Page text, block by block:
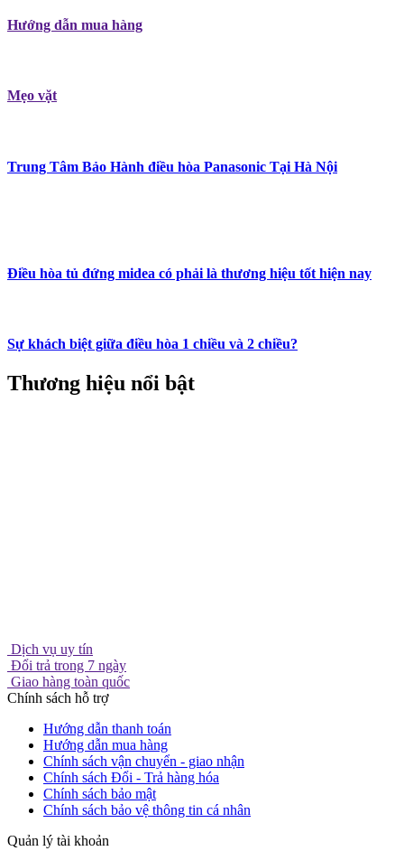
Hướng dẫn mua hàng
Mẹo vặt
Trung Tâm Bảo Hành điều hòa Panasonic Tại Hà Nội
Điều hòa tủ đứng midea có phải là thương hiệu tốt hiện nay
Sự khách biệt giữa điều hòa 1 chiều và 2 chiều?
Thương hiệu nổi bật
Dịch vụ uy tín
Đổi trả trong 7 ngày
Giao hàng toàn quốc
Chính sách hỗ trợ
Hướng dẫn thanh toán
Hướng dẫn mua hàng
Chính sách vận chuyển - giao nhận
Chính sách Đổi - Trả hàng hóa
Chính sách bảo mật
Chính sách bảo vệ thông tin cá nhân
Quản lý tài khoản